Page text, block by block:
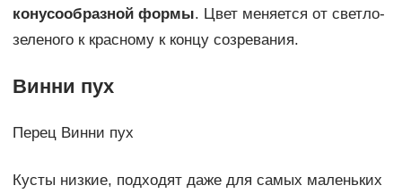
конусообразной формы. Цвет меняется от светло-
зеленого к красному к концу созревания.
Винни пух
Перец Винни пух
Кусты низкие, подходят даже для самых маленьких